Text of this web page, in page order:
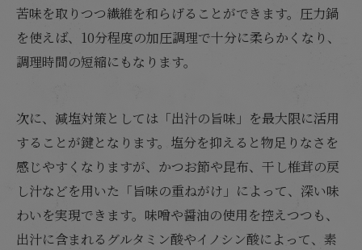
苦味を取りつつ繊維を和らげることができます。圧力鍋
を使えば、10分程度の加圧調理で十分に柔らかくなり、
調理時間の短縮にもなります。
次に、減塩対策としては「出汁の旨味」を最大限に活用
することが鍵となります。塩分を抑えると物足りなさを
感じやすくなりますが、かつお節や昆布、干し椎茸の戻
し汁などを用いた「旨味の重ねがけ」によって、深い味
わいを実現できます。味噌や醤油の使用を控えつつも、
出汁に含まれるグルタミン酸やイノシン酸によって、素